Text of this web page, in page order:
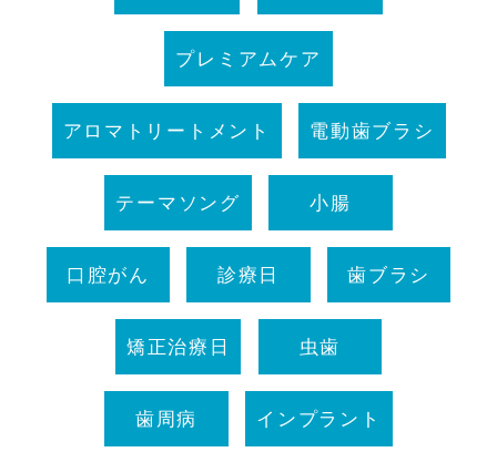
プレミアムケア
アロマトリートメント 電動歯ブラシ
テーマソング 小腸
口腔がん 診療日 歯ブラシ
矯正治療日 虫歯
歯周病 インプラント